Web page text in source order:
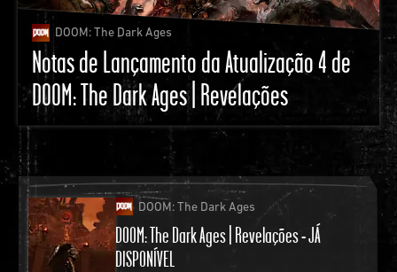
DOOM: The Dark Ages
Notas de Lançamento da Atualização 4 de
DOOM: The Dark Ages | Revelações
DOOM: The Dark Ages
DOOM: The Dark Ages | Revelações - JÁ
DISPONÍVEL